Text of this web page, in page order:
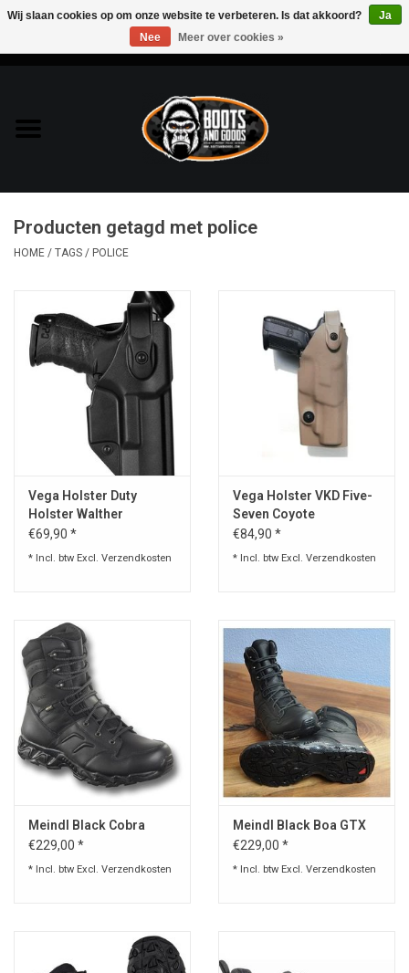
Bags & Packs
Bescherming
Messen & Multitools
Survival
Producten getagd met police
HOME / TAGS / POLICE
Vega Holster Duty
Holster Walther
PPQ/P99Q Shockwave
€69,90 *
* Incl. btw Excl. Verzendkosten
Vega Holster VKD Five-
Seven Coyote
€84,90 *
* Incl. btw Excl. Verzendkosten
Meindl Black Cobra
€229,00 *
* Incl. btw Excl. Verzendkosten
Meindl Black Boa GTX
€229,00 *
* Incl. btw Excl. Verzendkosten
Wij slaan cookies op om onze website te verbeteren. Is dat akkoord?
Ja
Nee
Meer over cookies »